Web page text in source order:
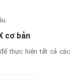
cơ bản
thực hiện tất cả các